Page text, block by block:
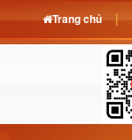
Trang chủ